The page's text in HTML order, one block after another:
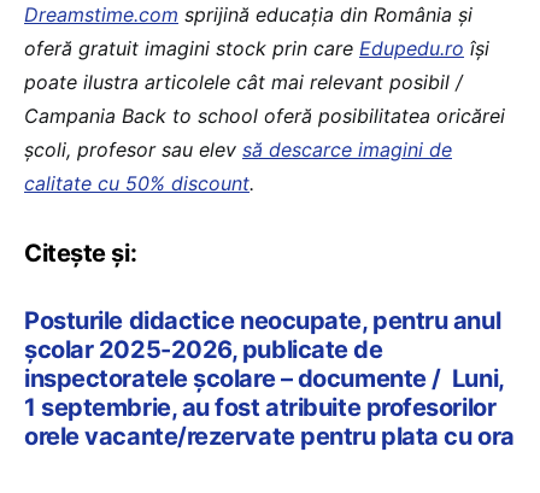
Dreamstime.com sprijină educaţia din România şi
oferă gratuit imagini stock prin care Edupedu.ro îşi
poate ilustra articolele cât mai relevant posibil /
Campania Back to school oferă posibilitatea oricărei
școli, profesor sau elev să descarce imagini de
calitate cu 50% discount.
Citește și:
Posturile didactice neocupate, pentru anul
școlar 2025-2026, publicate de
inspectoratele școlare – documente / Luni,
1 septembrie, au fost atribuite profesorilor
orele vacante/rezervate pentru plata cu ora